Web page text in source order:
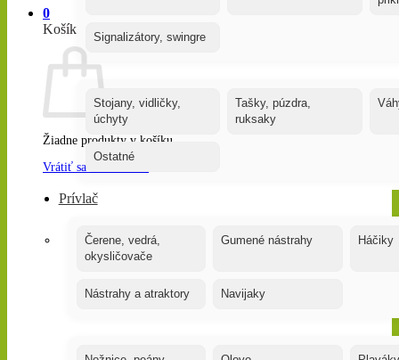
0
Košík
Žiadne produkty v košíku.
Vrátiť sa do obchodu
Signalizátory, swingre
Stojany, vidličky,
úchyty
Tašky, púzdra,
ruksaky
Ostatné
Prívlač
Čerene, vedrá,
okysličovače
Gumené nástrahy Háčiky
Nástrahy a atraktory Navijaky